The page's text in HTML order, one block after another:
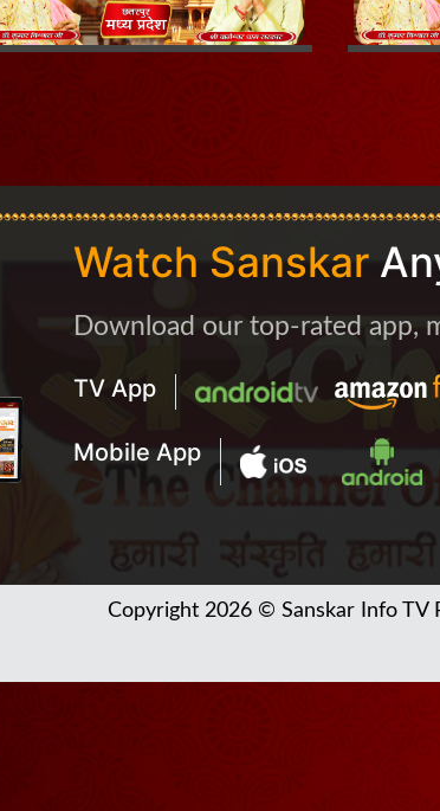
Watch Sanskar
Download our top-rated app,
TV App
Mobile App
Copyright 2026 © Sanskar Info TV